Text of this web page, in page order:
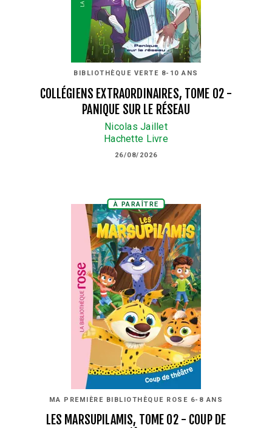
BIBLIOTHÈQUE VERTE 8-10 ANS
COLLÉGIENS EXTRAORDINAIRES, TOME 02 -
PANIQUE SUR LE RÉSEAU
Nicolas Jaillet
Hachette Livre
26/08/2026
À PARAÎTRE
MA PREMIÈRE BIBLIOTHÈQUE ROSE 6-8 ANS
LES MARSUPILAMIS, TOME 02 - COUP DE